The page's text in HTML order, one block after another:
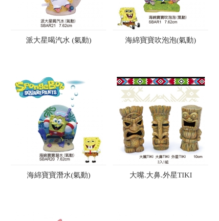
派大星喝汽水 (氣動) 海綿寶寶吹泡泡(氣動)
海綿寶寶潛水(氣動) 大嘴.大鼻.外星TIKI